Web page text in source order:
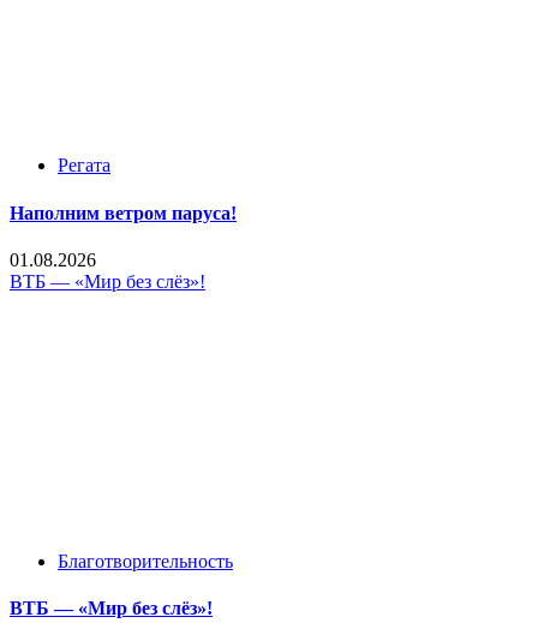
Регата
Наполним ветром паруса!
01.08.2026
ВТБ — «Мир без слёз»!
Благотворительность
ВТБ — «Мир без слёз»!